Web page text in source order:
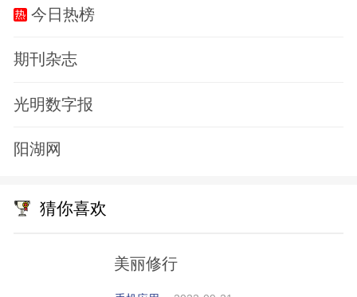
今日热榜
期刊杂志
光明数字报
阳湖网
猜你喜欢
美丽修行